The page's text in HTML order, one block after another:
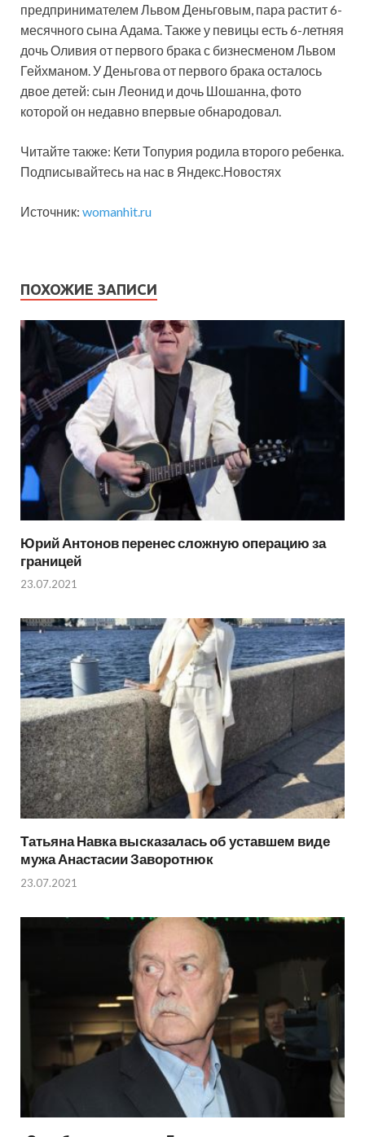
предпринимателем Львом Деньговым, пара растит 6-
месячного сына Адама. Также у певицы есть 6-летняя
дочь Оливия от первого брака с бизнесменом Львом
Гейхманом. У Деньгова от первого брака осталось
двое детей: сын Леонид и дочь Шошанна, фото
которой он недавно впервые обнародовал.
Читайте также: Кети Топурия родила второго ребенка.
Подписывайтесь на нас в Яндекс.Новостях
Источник: womanhit.ru
ПОХОЖИЕ ЗАПИСИ
Юрий Антонов перенес сложную операцию за
границей
23.07.2021
Татьяна Навка высказалась об уставшем виде
мужа Анастасии Заворотнюк
23.07.2021